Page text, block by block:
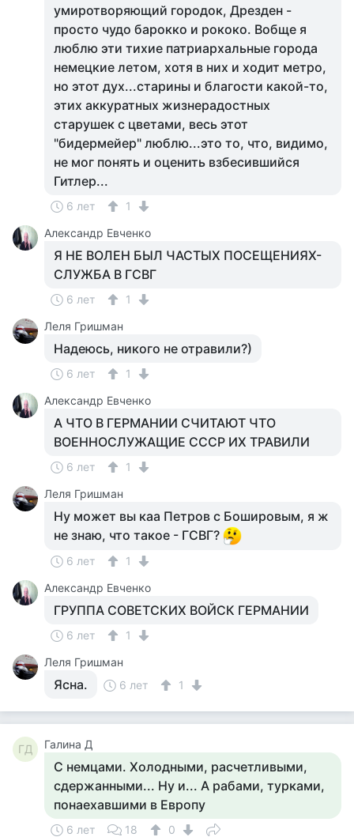
умиротворяющий городок, Дрезден -
просто чудо барокко и рококо. Вобще я
люблю эти тихие патриархальные города
немецкие летом, хотя в них и ходит метро,
но этот дух...старины и благости какой-то,
этих аккуратных жизнерадостных
старушек с цветами, весь этот
"бидермейер" люблю...это то, что, видимо,
не мог понять и оценить взбесившийся
Гитлер...
6 лет
1
Александр Евченко
Я НЕ ВОЛЕН БЫЛ ЧАСТЫХ ПОСЕЩЕНИЯХ-
СЛУЖБА В ГСВГ
6 лет
1
Леля Гришман
Надеюсь, никого не отравили?)
6 лет
1
Александр Евченко
А ЧТО В ГЕРМАНИИ СЧИТАЮТ ЧТО
ВОЕННОСЛУЖАЩИЕ СССР ИХ ТРАВИЛИ
6 лет
1
Леля Гришман
Ну может вы каа Петров с Бошировым, я ж
не знаю, что такое - ГСВГ?
6 лет
1
Александр Евченко
ГРУППА СОВЕТСКИХ ВОЙСК ГЕРМАНИИ
6 лет
1
Леля Гришман
Ясна. 6 лет 1
ГД Галина Д
С немцами. Холодными, расчетливыми,
сдержанными... Ну и... А рабами, турками,
понаехавшими в Европу
6 лет 18
0